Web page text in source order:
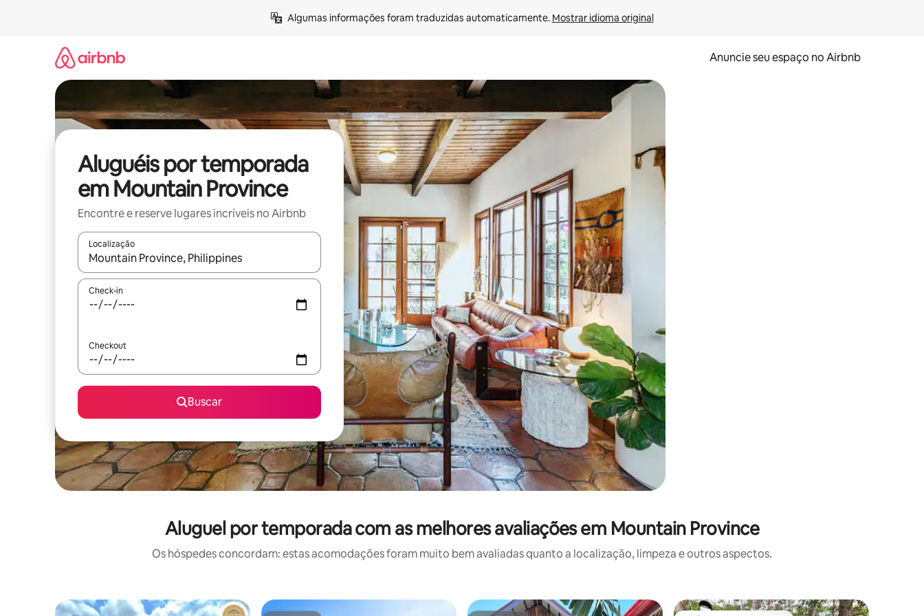
Algumas informações foram traduzidas automaticamente. Mostrar idioma original
Anuncie seu espaço no Airbnb
Aluguéis por temporada
em Mountain Province
Encontre e reserve lugares incríveis no Airbnb
Localização
Quando os resultados estiverem disponíveis, explore-os usando as seta para cima e para baixo do teclado ou tocando e deslizando o dedo na tela.
Check-in
Checkout
Buscar
Aluguel por temporada com as melhores avaliações em Mountain Province
Os hóspedes concordam: estas acomodações foram muito bem avaliadas quanto a localização, limpeza e outros aspectos.